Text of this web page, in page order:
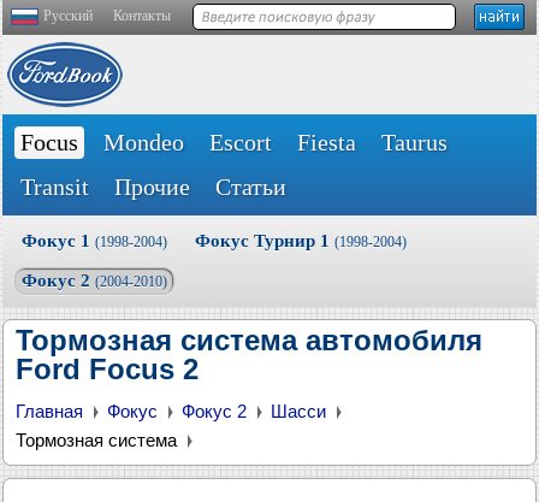
Русский Контакты
Focus Mondeo Escort Fiesta
Taurus
Transit
Прочие Статьи
Фокус 1 (1998-2004) Фокус Турнир 1 (1998-2004)
Фокус 2 (2004-2010)
Тормозная система автомобиля
Ford Focus 2
Главная Фокус Фокус 2
Шасси
Тормозная система